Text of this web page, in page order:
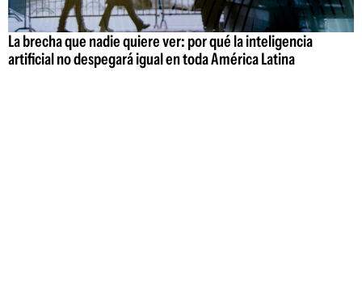
La brecha que nadie quiere ver: por qué la inteligencia
artificial no despegará igual en toda América Latina